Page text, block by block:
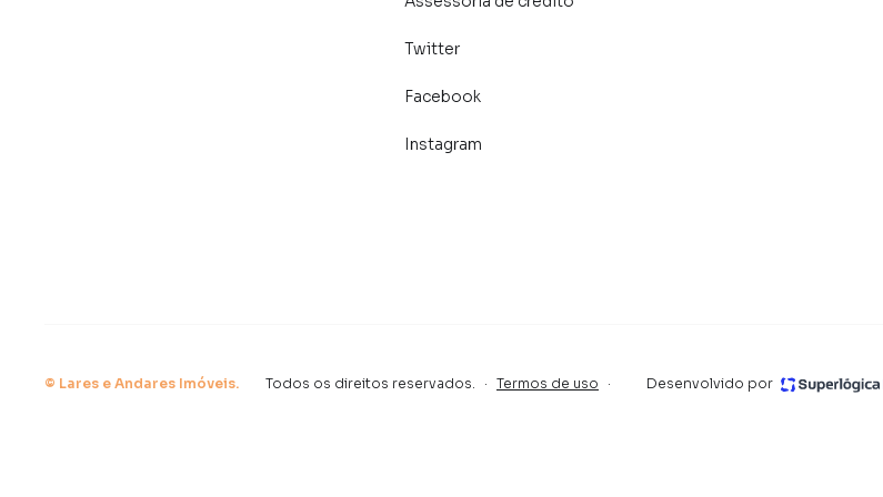
Twitter
Facebook
Instagram
© Lares e Andares Imóveis. Todos os direitos reservados. · Termos de uso · Desenvolvido por